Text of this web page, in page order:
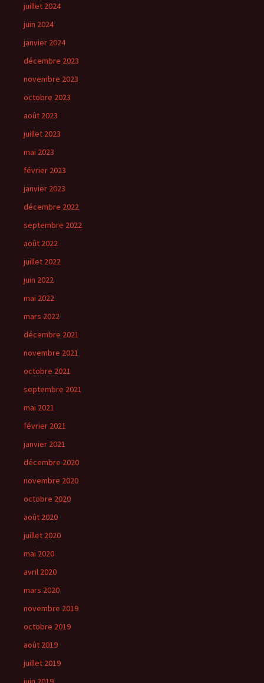
juillet 2024
juin 2024
janvier 2024
décembre 2023
novembre 2023
octobre 2023
août 2023
juillet 2023
mai 2023
février 2023
janvier 2023
décembre 2022
septembre 2022
août 2022
juillet 2022
juin 2022
mai 2022
mars 2022
décembre 2021
novembre 2021
octobre 2021
septembre 2021
mai 2021
février 2021
janvier 2021
décembre 2020
novembre 2020
octobre 2020
août 2020
juillet 2020
mai 2020
avril 2020
mars 2020
novembre 2019
octobre 2019
août 2019
juillet 2019